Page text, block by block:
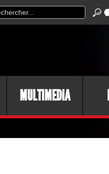
MULTIMEDIA